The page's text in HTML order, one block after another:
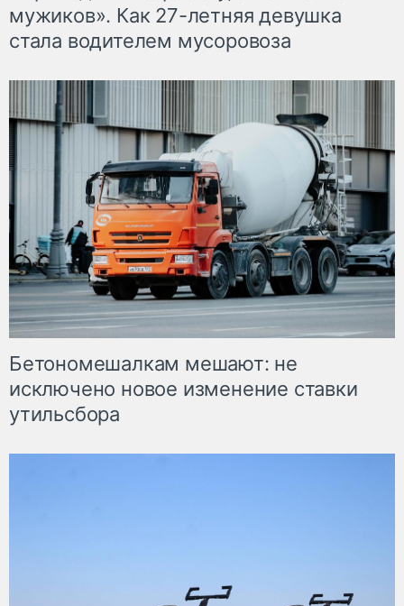
мужиков». Как 27-летняя девушка
стала водителем мусоровоза
Бетономешалкам мешают: не
исключено новое изменение ставки
утильсбора